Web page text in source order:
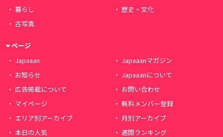
暮らし
歴史・文化
古写真
ページ
Japaaan
Japaaanマガジン
お知らせ
Japaaanについて
広告掲載について
お問い合わせ
マイページ
無料メンバー登録
エリア別アーカイブ
月別アーカイブ
本日の人気
週間ランキング